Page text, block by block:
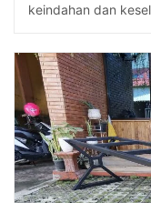
keindahan dan